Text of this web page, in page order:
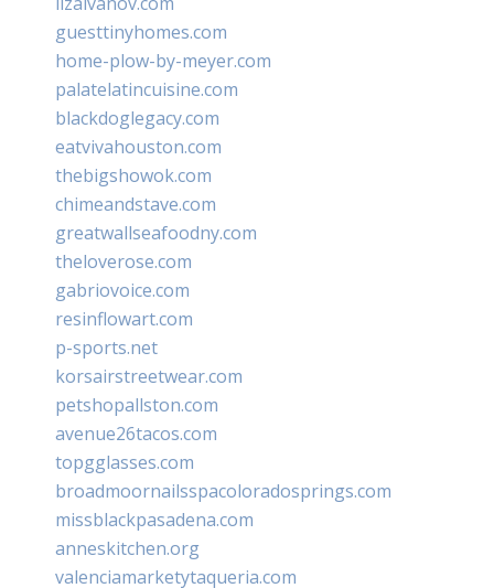
guesttinyhomes.com
home-plow-by-meyer.com
palatelatincuisine.com
blackdoglegacy.com
eatvivahouston.com
thebigshowok.com
chimeandstave.com
greatwallseafoodny.com
theloverose.com
gabriovoice.com
resinflowart.com
p-sports.net
korsairstreetwear.com
petshopallston.com
avenue26tacos.com
topgglasses.com
broadmoornailsspacoloradosprings.com
missblackpasadena.com
anneskitchen.org
valenciamarketytaqueria.com